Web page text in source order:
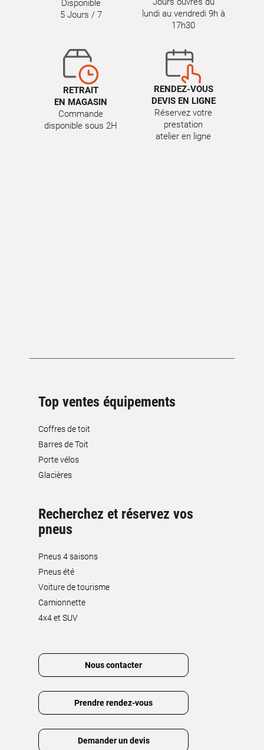
Disponible
5 Jours / 7
lundi au vendredi 9h à
17h30
RETRAIT
EN MAGASIN
Commande
disponible sous 2H
RENDEZ-VOUS
DEVIS EN LIGNE
Réservez votre
prestation
atelier en ligne
Top ventes équipements
Coffres de toit
Barres de Toit
Porte vélos
Glacières
Recherchez et réservez vos
pneus
Pneus 4 saisons
Pneus été
Voiture de tourisme
Camionnette
4x4 et SUV
Nous contacter
Prendre rendez-vous
Demander un devis